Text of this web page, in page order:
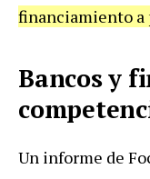
financiamiento a
Bancos y
Un informe de